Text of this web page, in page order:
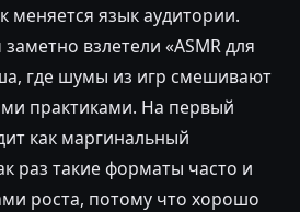
меняется язык аудитории.
взлетели «ASMR для
где шумы из игр смешивают
практиками. На первый
как маргинальный
раз такие форматы часто и
роста, потому что хорошо